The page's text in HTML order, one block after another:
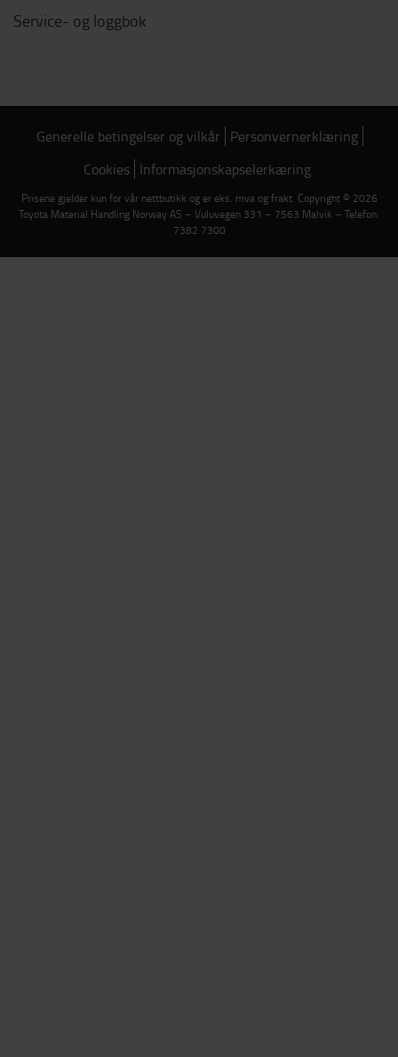
Service- og loggbok
Generelle betingelser og vilkår Personvernerklæring
Cookies Informasjonskapselerkæring
Prisene gjelder kun for vår nettbutikk og er eks. mva og frakt. Copyright © 2026
Toyota Material Handling Norway AS – Vuluvegen 331 – 7563 Malvik – Telefon:
7382 7300